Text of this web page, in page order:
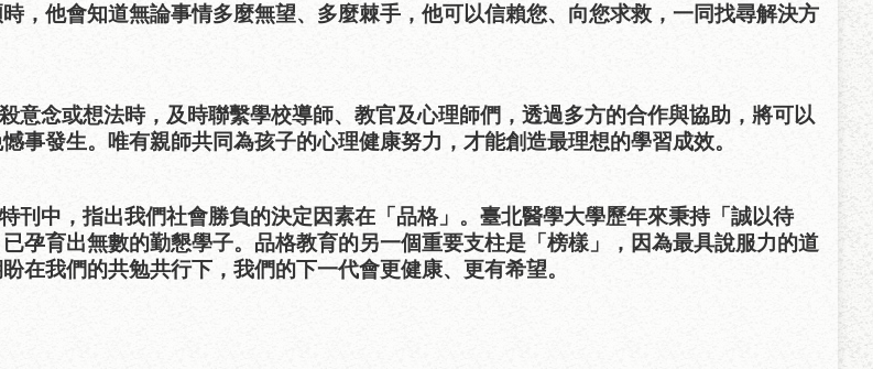
，他會知道無論事情多麼無望、多麼棘手，他可以信賴您、向您求救，一同找尋解決方
意念或想法時，及時聯繫學校導師、教官及心理師們，透過多方的合作與協助，將可以
事發生。唯有親師共同為孩子的心理健康努力，才能創造最理想的學習成效。
刊中，指出我們社會勝負的決定因素在「品格」。臺北醫學大學歷年來秉持「誠以待
孕育出無數的勤懇學子。品格教育的另一個重要支柱是「榜樣」，因為最具說服力的道
在我們的共勉共行下，我們的下一代會更健康、更有希望。